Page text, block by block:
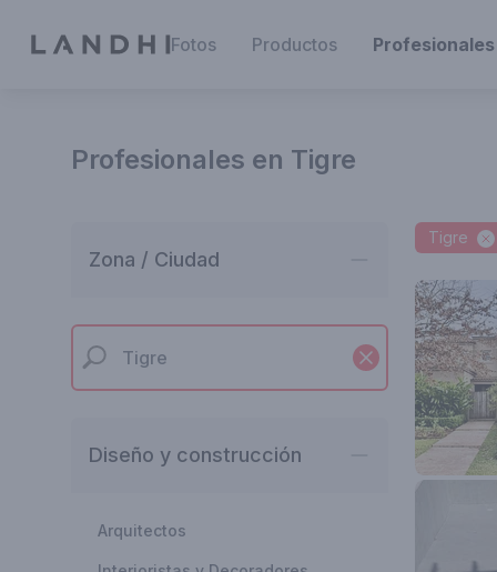
Fotos Productos Profesionales
Profesionales en Tigre
Zona / Ciudad
Diseño y construcción
Arquitectos
Tigre